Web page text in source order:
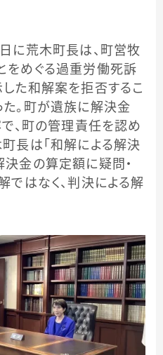
に荒木町長は、町営牧
をめぐる過重労働死訴
た和解案を拒否するこ
。町が遺族に解決金
、町の管理責任を認め
長は「和解による解決
金の算定額に疑問・
ではなく、判決による解